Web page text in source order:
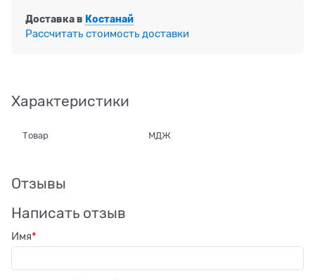
Доставка в Костанай
Рассчитать стоимость доставки
Характеристики
Товар МДЖ
Отзывы
Написать отзыв
Имя